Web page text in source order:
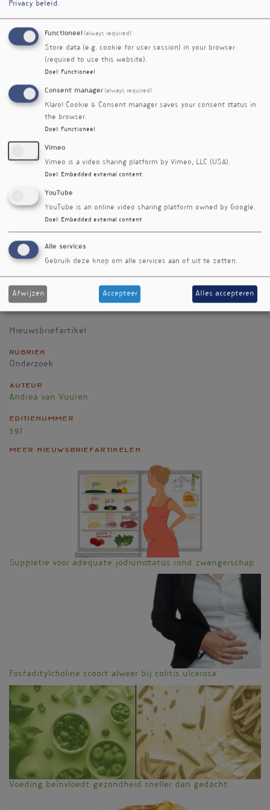
deze complicaties.
De studie laat zien dat de start van een GLP1-
agonist in vergelijking met een SGLT2-remmer
samenhangt met een groter risico op GERD en
ernstiger verwikkelingen. Bij de keuze van
glucoseverlagende therapie moeten
gezondheidsprofessionals rekening houden met
dit mogelijke nadelig effect op het maag-
slokdarmsysteem, zeker bij patiënten met
risiscoverhogende factoren voor reflux.
Ondanks de target-trial-aanpak blijft de kans
op verstorende factoren bestaan. De studie kon
bovendien geen informatie verwerken over
leefstijlvariabelen of gebruik van
maagzuurremmers voorafgaand aan de start.
Referenties
Noh Y, Yin H, Yu OHY, et al. Glucagon-Like Peptide-1
Receptor Agonists and Risk for Gastroesophageal Reflux
Disease in Patients With Type 2 Diabetes. Ann Intern
Med. 16 september 2025;178(9):1268-78.
Nieuwsbriefartikel
Rubriek
Onderzoek
Auteur
Andrea van Vuuren
Editienummer
597
Meer nieuwsbriefartikelen
Suppletie voor adequate jodiumstatus rond zwangerschap
Fosfaditylcholine scoort alweer bij colitis ulcerosa
Voeding beïnvloedt gezondheid sneller dan gedacht
Privacy beleid.
Functioneel (always required)
Store data (e.g. cookie for user session) in your browser
(required to use this website).
Doel : Functioneel
Consent manager (always required)
Klaro! Cookie & Consent manager saves your consent status in
the browser.
Doel : Functioneel
Vimeo
Vimeo is a video sharing platform by Vimeo, LLC (USA).
Doel : Embedded external content
YouTube
YouTube is an online video sharing platform owned by Google.
Doel : Embedded external content
Alle services
Gebruik deze knop om alle services aan of uit te zetten.
Afwijzen Accepteer Alles accepteren